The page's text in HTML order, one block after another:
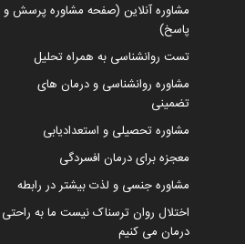
مشاوره آنلاین (صفحه مشاوره پرسش و
پاسخ)
تست روانشناسی به همراه تحلیل
مشاوره روانشناسی و درمان های
تضمینی
مشاوره تحصیلی و استعدادیابی
معجزه برای درمان افسردگی
مشاوره جنسی و لذت بیشتر در رابطه
اختلال روان ترسناک نیست ما به راحتی
درمان می کنیم